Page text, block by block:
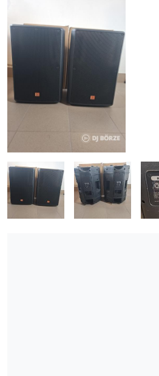
ÚJ TERMÉKEK